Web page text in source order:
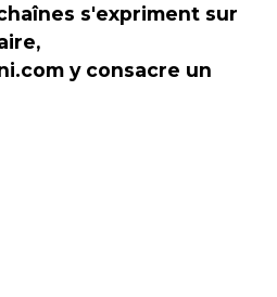
s'expriment sur
y consacre un